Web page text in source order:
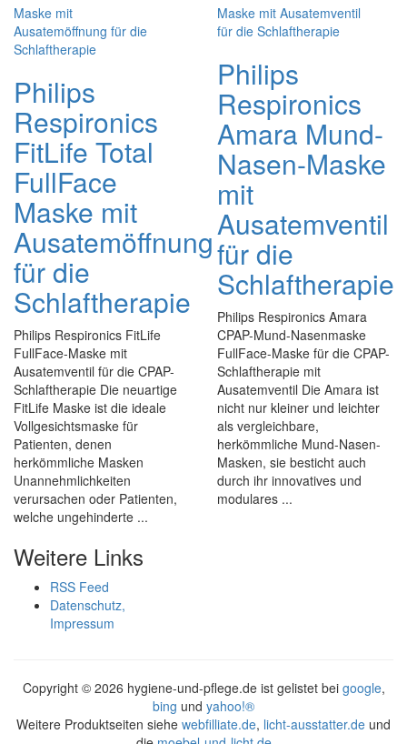
Philips
Respironics
FitLife Total
FullFace
Maske mit
Ausatemöffnung
für die
Schlaftherapie
Philips Respironics FitLife
FullFace-Maske mit
Ausatemventil für die CPAP-
Schlaftherapie Die neuartige
FitLife Maske ist die ideale
Vollgesichtsmaske für
Patienten, denen
herkömmliche Masken
Unannehmlichkeiten
verursachen oder Patienten,
welche ungehinderte ...
Philips
Respironics
Amara Mund-
Nasen-Maske
mit
Ausatemventil
für die
Schlaftherapie
Philips Respironics Amara
CPAP-Mund-Nasenmaske
FullFace-Maske für die CPAP-
Schlaftherapie mit
Ausatemventil Die Amara ist
nicht nur kleiner und leichter
als vergleichbare,
herkömmliche Mund-Nasen-
Masken, sie besticht auch
durch ihr innovatives und
modulares ...
Weitere Links
RSS Feed
Datenschutz,
Impressum
Copyright © 2026 hygiene-und-pflege.de ist gelistet bei google,
bing und yahoo!®
Weitere Produktseiten siehe webfilliate.de, licht-ausstatter.de und